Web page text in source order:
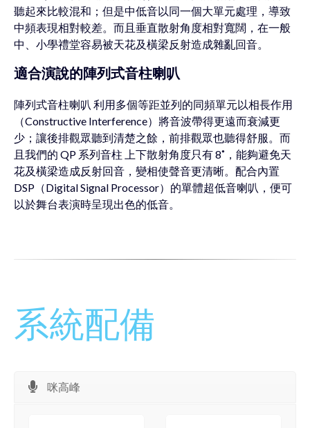
聽起來比較混和；但是中低音以同一個大單元處理，導致
中頻表現相對較差。而且垂直散射角度相對寬闊，在一般
中、小學禮堂容易被天花及橫梁反射造成雜亂回音。
適合演說的陣列式音柱喇叭
陣列式音柱喇叭 利用多個等距並列的同頻單元以相長作用
（Constructive Interference）將音波帶得更遠而衰減更
少；讓後排觀眾聽到清楚之餘，前排觀眾也聽得舒服。而
且我們的 QP 系列音柱 上下散射角度只有 8˚，能夠避免天
花及橫梁造成反射回音，變相使聲音更清晰。配合內置
DSP（Digital Signal Processor）的單體超低音喇叭，便可
以於舞台表演時呈現出色的低音。
系統配備
咪高峰